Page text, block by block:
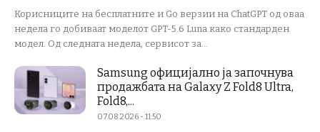
Корисниците на бесплатните и Go верзии на ChatGPT од оваа
недела го добиваат моделот GPT-5.6 Luna како стандарден
модел. Од следната недела, сервисот за...
Samsung официјално ја започнува
продажбата на Galaxy Z Fold8 Ultra,
Fold8,...
07.08.2026 - 11:50